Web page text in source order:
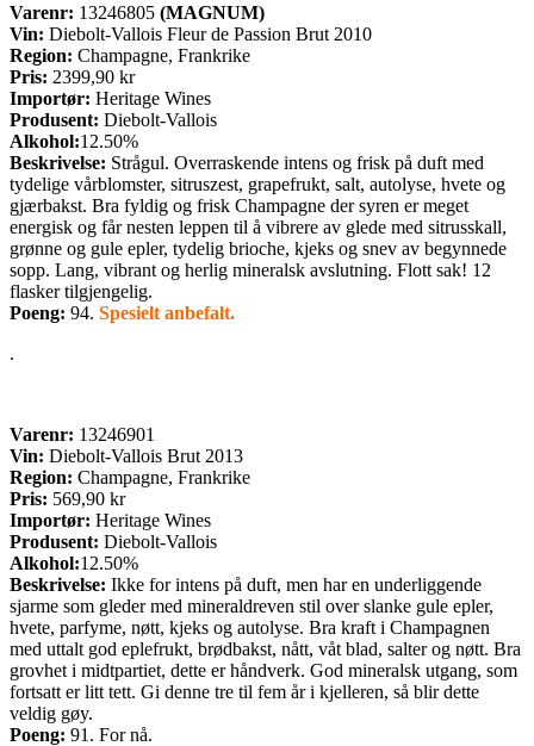
Varenr: 13246805 (MAGNUM)
Vin: Diebolt-Vallois Fleur de Passion Brut 2010
Region: Champagne, Frankrike
Pris: 2399,90 kr
Importør: Heritage Wines
Produsent: Diebolt-Vallois
Alkohol:12.50%
Beskrivelse: Strågul. Overraskende intens og frisk på duft med
tydelige vårblomster, sitruszest, grapefrukt, salt, autolyse, hvete og
gjærbakst. Bra fyldig og frisk Champagne der syren er meget
energisk og får nesten leppen til å vibrere av glede med sitrusskall,
grønne og gule epler, tydelig brioche, kjeks og snev av begynnede
sopp. Lang, vibrant og herlig mineralsk avslutning. Flott sak! 12
flasker tilgjengelig.
Poeng: 94. Spesielt anbefalt.
.
Varenr: 13246901
Vin: Diebolt-Vallois Brut 2013
Region: Champagne, Frankrike
Pris: 569,90 kr
Importør: Heritage Wines
Produsent: Diebolt-Vallois
Alkohol:12.50%
Beskrivelse: Ikke for intens på duft, men har en underliggende
sjarme som gleder med mineraldreven stil over slanke gule epler,
hvete, parfyme, nøtt, kjeks og autolyse. Bra kraft i Champagnen
med uttalt god eplefrukt, brødbakst, nått, våt blad, salter og nøtt. Bra
grovhet i midtpartiet, dette er håndverk. God mineralsk utgang, som
fortsatt er litt tett. Gi denne tre til fem år i kjelleren, så blir dette
veldig gøy.
Poeng: 91. For nå.